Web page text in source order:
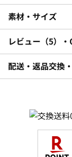
素材・サイズ
レビュー 5
配送・返品交換